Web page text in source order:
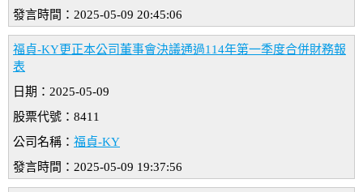
發言時間：2025-05-09 20:45:06
福貞-KY更正本公司董事會決議通過114年第一季度合併財務報
表
日期：2025-05-09
股票代號：8411
公司名稱： 福貞-KY
發言時間：2025-05-09 19:37:56